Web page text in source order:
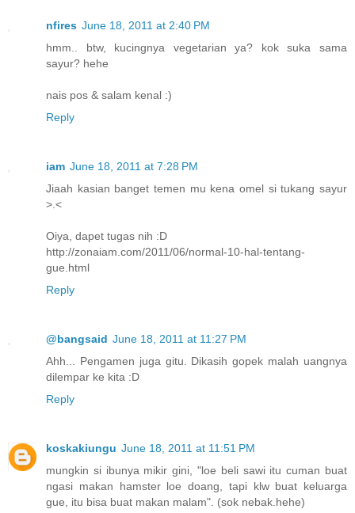
nfires June 18, 2011 at 2:40 PM
hmm.. btw, kucingnya vegetarian ya? kok suka sama
sayur? hehe
nais pos & salam kenal :)
Reply
iam June 18, 2011 at 7:28 PM
Jiaah kasian banget temen mu kena omel si tukang sayur
>.<
Oiya, dapet tugas nih :D
http://zonaiam.com/2011/06/normal-10-hal-tentang-
gue.html
Reply
@bangsaid June 18, 2011 at 11:27 PM
Ahh... Pengamen juga gitu. Dikasih gopek malah uangnya
dilempar ke kita :D
Reply
koskakiungu June 18, 2011 at 11:51 PM
mungkin si ibunya mikir gini, "loe beli sawi itu cuman buat
ngasi makan hamster loe doang, tapi klw buat keluarga
gue, itu bisa buat makan malam". (sok nebak.hehe)